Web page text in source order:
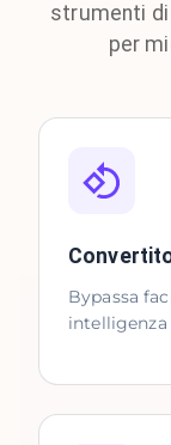
strumenti
per
Bypassa